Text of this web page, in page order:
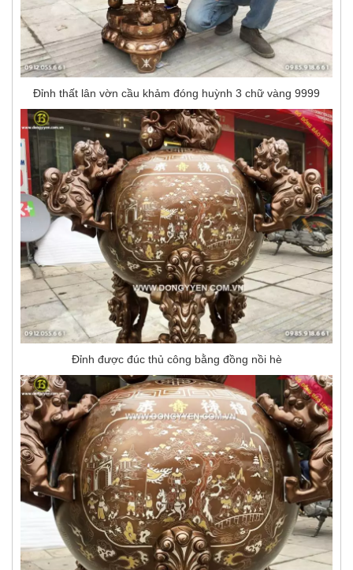
Đỉnh thất lân vờn cầu khảm đóng huỳnh 3 chữ vàng 9999
Đỉnh được đúc thủ công bằng đồng nồi hè